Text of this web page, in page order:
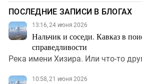
ПОСЛЕДНИЕ ЗАПИСИ В БЛОГАХ
13:16, 24 июня 2026
Нальчик и соседи. Кавказ в
справедливости
Река имени Хизира. Или что-то
10:58, 21 июня 2026